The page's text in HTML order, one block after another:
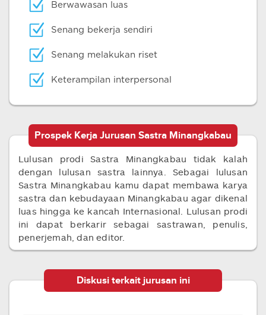
Berwawasan luas
Senang bekerja sendiri
Senang melakukan riset
Keterampilan interpersonal
Prospek Kerja Jurusan Sastra Minangkabau
Lulusan prodi Sastra Minangkabau tidak kalah
dengan lulusan sastra lainnya. Sebagai lulusan
Sastra Minangkabau kamu dapat membawa karya
sastra dan kebudayaan Minangkabau agar dikenal
luas hingga ke kancah Internasional. Lulusan prodi
ini dapat berkarir sebagai sastrawan, penulis,
penerjemah, dan editor.
Diskusi terkait jurusan ini